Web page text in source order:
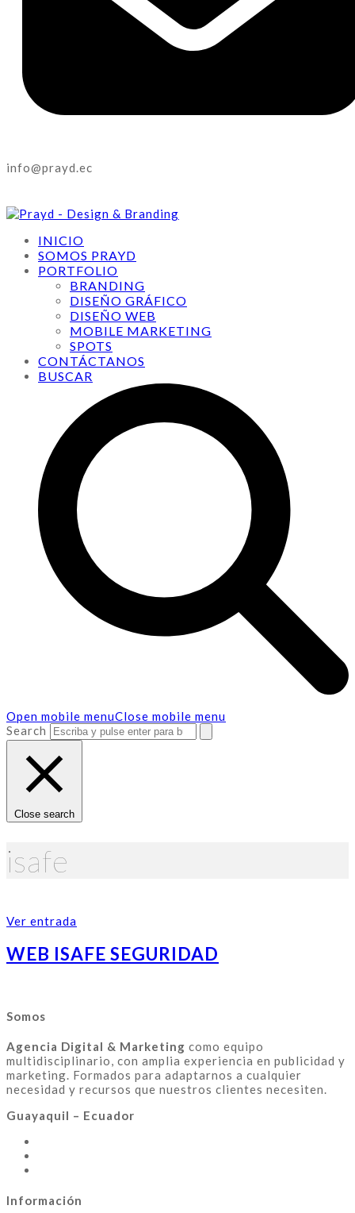
info@prayd.ec
INICIO
SOMOS PRAYD
PORTFOLIO
BRANDING
DISEÑO GRÁFICO
DISEÑO WEB
MOBILE MARKETING
SPOTS
CONTÁCTANOS
BUSCAR
Open mobile menuClose mobile menu
Search
Close search
isafe
Ver entrada
WEB ISAFE SEGURIDAD
Somos
Agencia Digital & Marketing como equipo
multidisciplinario, con amplia experiencia en publicidad y
marketing. Formados para adaptarnos a cualquier
necesidad y recursos que nuestros clientes necesiten.
Guayaquil – Ecuador
Información